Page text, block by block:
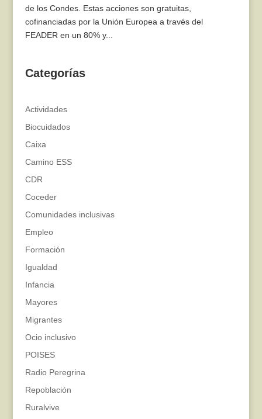
de los Condes. Estas acciones son gratuitas,
cofinanciadas por la Unión Europea a través del
FEADER en un 80% y...
Categorías
Actividades
Biocuidados
Caixa
Camino ESS
CDR
Coceder
Comunidades inclusivas
Empleo
Formación
Igualdad
Infancia
Mayores
Migrantes
Ocio inclusivo
POISES
Radio Peregrina
Repoblación
Ruralvive